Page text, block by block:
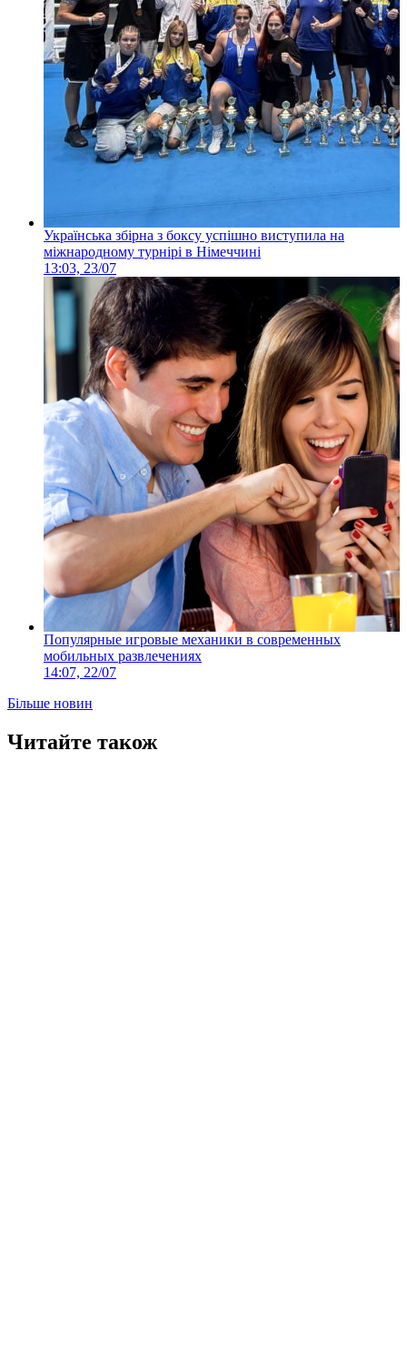
Українська збірна з боксу успішно виступила на
міжнародному турнірі в Німеччині
13:03, 23/07
Популярные игровые механики в современных
мобильных развлечениях
14:07, 22/07
Більше новин
Читайте також